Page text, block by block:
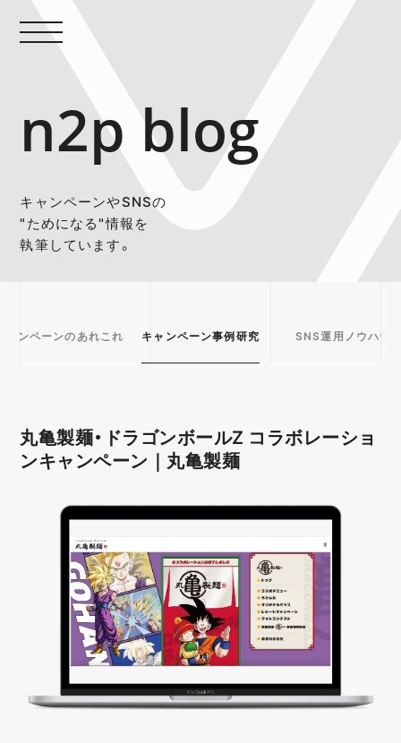
n2p blog
キャンペーンやSNSの
"ためになる"情報を
執筆しています。
ャンペーンのあれこれ キャンペーン事例研究 SNS運用ノウハウ
丸亀製麺・ドラゴンボールZ コラボレーショ
ンキャンペーン｜丸亀製麺